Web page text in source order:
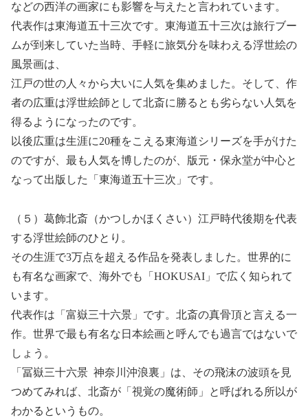
などの西洋の画家にも影響を与えたと言われています。
代表作は東海道五十三次です。東海道五十三次は旅行ブー
ムが到来していた当時、手軽に旅気分を味わえる浮世絵の
風景画は、
江戸の世の人々から大いに人気を集めました。そして、作
者の広重は浮世絵師として北斎に勝るとも劣らない人気を
得るようになったのです。
以後広重は生涯に20種をこえる東海道シリーズを手がけた
のですが、最も人気を博したのが、版元・保永堂が中心と
なって出版した「東海道五十三次」です。
（５）葛飾北斎（かつしかほくさい）江戸時代後期を代表
する浮世絵師のひとり。
その生涯で3万点を超える作品を発表しました。世界的に
も有名な画家で、海外でも「HOKUSAI」で広く知られて
います。
代表作は「富嶽三十六景」です。北斎の真骨頂と言える一
作。世界で最も有名な日本絵画と呼んでも過言ではないで
しょう。
「冨嶽三十六景 神奈川沖浪裏」は、その飛沫の波頭を見
つめてみれば、北斎が「視覚の魔術師」と呼ばれる所以が
わかるというもの。